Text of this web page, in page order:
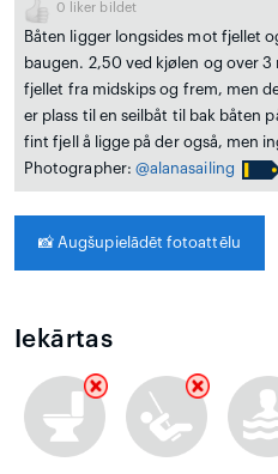
0 liker bildet
Båten ligger longsides mot fjellet
baugen. 2,50 ved kjølen og over
fjellet fra midskips og frem, men
er plass til en seilbåt til bak båten
fint fjell å ligge på der også, men
Photographer: @alanasailing
📸 Augšupielādēt fotoattēlu
Iekārtas